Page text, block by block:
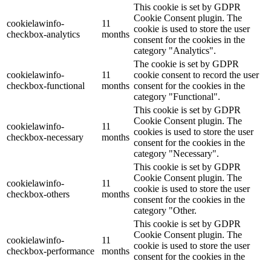
cookielawinfo-
checkbox-analytics
11
months
This cookie is set by GDPR
Cookie Consent plugin. The
cookie is used to store the user
consent for the cookies in the
category "Analytics".
cookielawinfo-
checkbox-functional
11
months
The cookie is set by GDPR
cookie consent to record the user
consent for the cookies in the
category "Functional".
cookielawinfo-
checkbox-necessary
11
months
This cookie is set by GDPR
Cookie Consent plugin. The
cookies is used to store the user
consent for the cookies in the
category "Necessary".
cookielawinfo-
checkbox-others
11
months
This cookie is set by GDPR
Cookie Consent plugin. The
cookie is used to store the user
consent for the cookies in the
category "Other.
cookielawinfo-
checkbox-performance
11
months
This cookie is set by GDPR
Cookie Consent plugin. The
cookie is used to store the user
consent for the cookies in the